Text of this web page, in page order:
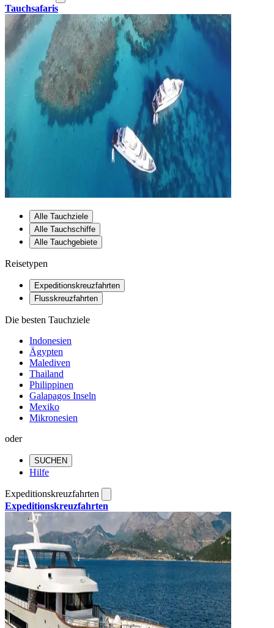
Tauchsafaris
Alle Tauchziele
Alle Tauchschiffe
Alle Tauchgebiete
Reisetypen
Expeditionskreuzfahrten
Flusskreuzfahrten
Die besten Tauchziele
Indonesien
Ägypten
Malediven
Thailand
Philippinen
Galapagos Inseln
Mexiko
Mikronesien
oder
SUCHEN
Hilfe
Expeditionskreuzfahrten
Expeditionskreuzfahrten